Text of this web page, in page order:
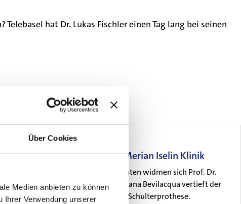
Über Cookies
Medien anbieten zu können
Ihrer Verwendung unserer
hat Dr. Lukas Fischler einen Tag lang bei seinen
Diagnose Talk in der Merian Iselin Klinik
Begleitet von einem Patienten widmen sich Prof. Dr.
med. Claudio Rosso und Diana Bevilacqua vertieft der
Thematik der schaftfreien Schulterprothese.